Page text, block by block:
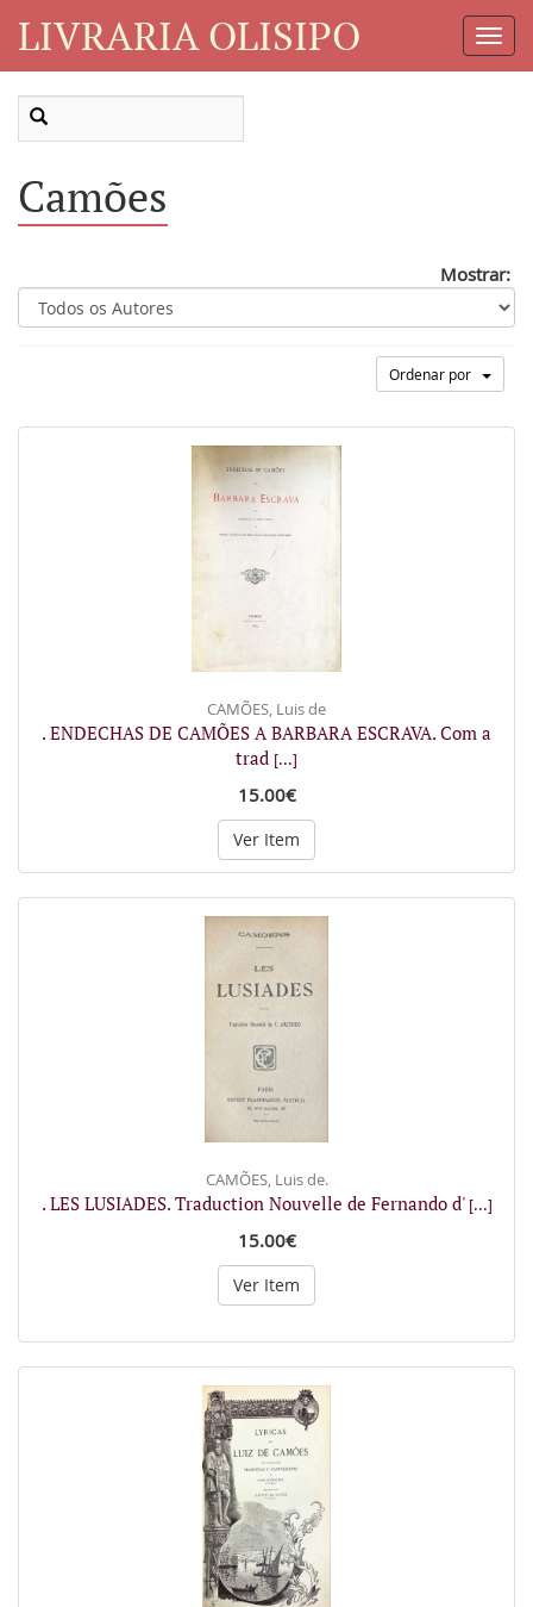
LIVRARIA OLISIPO
Camões
Mostrar:
Ordenar por
CAMÕES, Luis de
. ENDECHAS DE CAMÕES A BARBARA ESCRAVA. Com a
trad [...]
15.00€
Ver Item
CAMÕES, Luis de.
. LES LUSIADES. Traduction Nouvelle de Fernando d' [...]
15.00€
Ver Item